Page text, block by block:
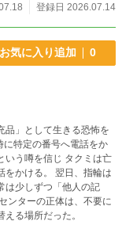
登録日 2026.07.14
お気に入り追加 0
品」として生きる恐怖を
信じ タクミは亡
翌日、指輪は
は少しずつ「他人の記
る場所だった。